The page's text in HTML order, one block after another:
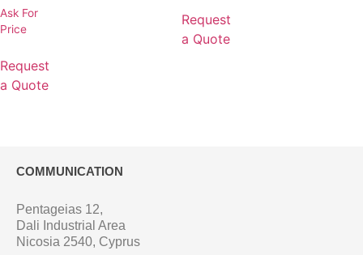
Ask For
Price
Request
a Quote
Request
a Quote
COMMUNICATION
Pentageias 12,
Dali Industrial Area
Nicosia 2540, Cyprus